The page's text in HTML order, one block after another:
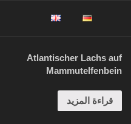
Atlantischer Lachs auf
Mammutelfenbein
قراءة المزيد